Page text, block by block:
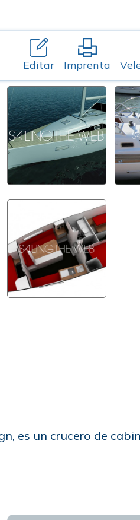
Editar Imprenta
es un crucero de